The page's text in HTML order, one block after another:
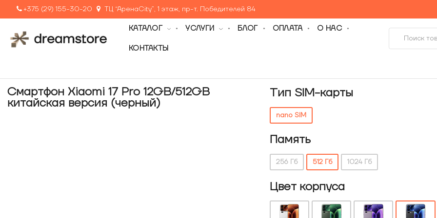
+375 (29) 155-30-20 ТЦ “АренаCity”, 1 этаж, пр-т. Победителей 84
КАТАЛОГ УСЛУГИ БЛОГ ОПЛАТА О НАС
КОНТАКТЫ
Смартфон Xiaomi 17 Pro 12GB/512GB
китайская версия (черный)
Тип SIM-карты
nano SIM
Память
256 Гб 512 Гб 1024 Гб
Цвет корпуса